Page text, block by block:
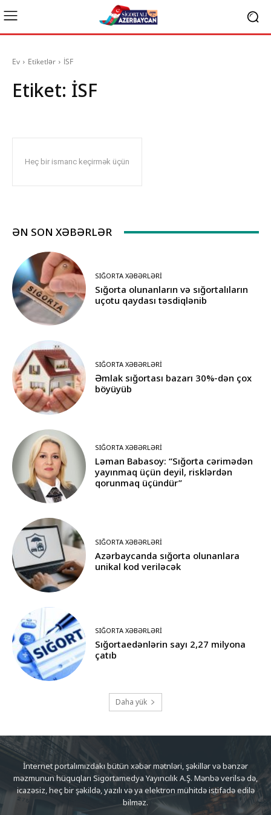
Ev Etiketlər İSF
Etiket: İSF
Heç bir ismarıc keçirmək üçün
ƏN SON XƏBƏRLƏR
SIĞORTA XƏBƏRLƏRI
Sığorta olunanların və sığortalıların
uçotu qaydası təsdiqlənib
SIĞORTA XƏBƏRLƏRI
Əmlak sığortası bazarı 30%-dən çox
böyüyüb
SIĞORTA XƏBƏRLƏRI
Ləman Babasoy: “Sığorta cərimədən
yayınmaq üçün deyil, risklərdən
qorunmaq üçündür”
SIĞORTA XƏBƏRLƏRI
Azərbaycanda sığorta olunanlara
unikal kod veriləcək
SIĞORTA XƏBƏRLƏRI
Sığortaedənlərin sayı 2,27 milyona
çatıb
Daha yük
İnternet portalımızdakı bütün xəbər mətnləri, şəkillər və bənzər
məzmunun hüquqları Sigortamedya Yayıncılık A.Ş. Mənbə verilsə də,
icazəsiz, heç bir şəkildə, yazılı və ya elektron mühitdə istifadə edilə
bilməz.